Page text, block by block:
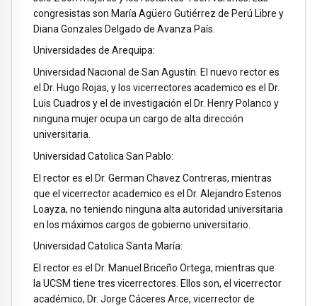
congresistas son María Agüero Gutiérrez de Perú Libre y
Diana Gonzales Delgado de Avanza País.
Universidades de Arequipa:
Universidad Nacional de San Agustín. El nuevo rector es
el Dr. Hugo Rojas, y los vicerrectores academico es el Dr.
Luis Cuadros y el de investigación el Dr. Henry Polanco y
ninguna mujer ocupa un cargo de alta dirección
universitaria.
Universidad Catolica San Pablo:
El rector es el Dr. German Chavez Contreras, mientras
que el vicerrector academico es el Dr. Alejandro Estenos
Loayza, no teniendo ninguna alta autoridad universitaria
en los máximos cargos de gobierno universitario.
Universidad Catolica Santa María:
El rector es el Dr. Manuel Briceño Ortega, mientras que
la UCSM tiene tres vicerrectores. Ellos son, el vicerrector
académico, Dr. Jorge Cáceres Arce, vicerrector de